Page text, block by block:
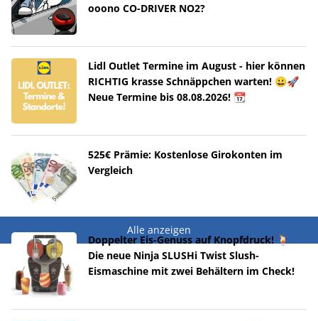
ooono CO-DRIVER NO2?
Lidl Outlet Termine im August - hier können
RICHTIG krasse Schnäppchen warten! 😀🚀
Neue Termine bis 08.08.2026! 📆
525€ Prämie: Kostenlose Girokonten im
Vergleich
Alle anzeigen
Doppelter Eis-Genuss auf Knopfdruck! 🍹
Die neue Ninja SLUSHi Twist Slush-
Eismaschine mit zwei Behältern im Check!